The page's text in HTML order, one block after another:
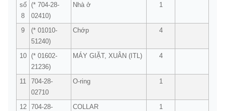
số
8
(* 704-28-
02410)
Nhà ở 1
9
(* 01010-
51240)
Chớp 4
10
(* 01602-
21236)
MÁY GIẶT, XUÂN (ITL) 4
11
704-28-
02710
O-ring 1
12
704-28-
COLLAR 1